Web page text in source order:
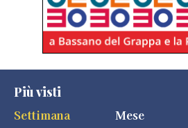
Più visti
Settimana
Mese